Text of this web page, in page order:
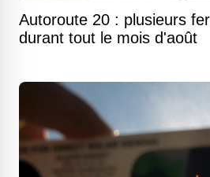
Autoroute 20 : plusieurs
durant tout le mois d'août